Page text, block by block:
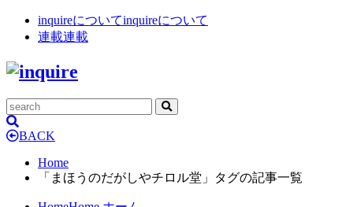
inquireについてinquireについて
連載連載
BACK
Home
「まほうのだがしやチロル堂」タグの記事一覧